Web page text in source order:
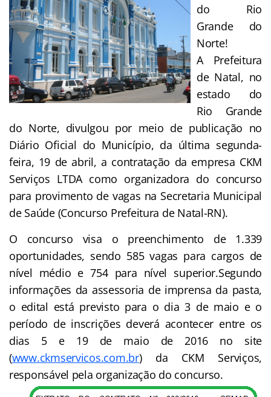
do Rio
Grande do
Norte!
A Prefeitura
de Natal, no
estado do
Rio Grande
do Norte, divulgou por meio de publicação no
Diário Oficial do Município, da última segunda-
feira, 19 de abril, a contratação da empresa CKM
Serviços LTDA como organizadora do concurso
para provimento de vagas na Secretaria Municipal
de Saúde (Concurso Prefeitura de Natal-RN).
O concurso visa o preenchimento de 1.339
oportunidades, sendo 585 vagas para cargos de
nível médio e 754 para nível superior.Segundo
informações da assessoria de imprensa da pasta,
o edital está previsto para o dia 3 de maio e o
período de inscrições deverá acontecer entre os
dias 5 e 19 de maio de 2016 no site
(www.ckmservicos.com.br) da CKM Serviços,
responsável pela organização do concurso.